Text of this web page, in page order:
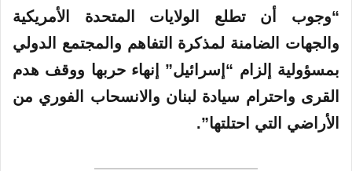
“وجوب أن تطلع الولايات المتحدة الأمريكية
والجهات الضامنة لمذكرة التفاهم والمجتمع الدولي
بمسؤولية إلزام “إسرائيل” إنهاء حربها ووقف هدم
القرى واحترام سيادة لبنان والانسحاب الفوري من
الأراضي التي احتلتها”.